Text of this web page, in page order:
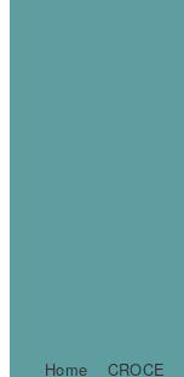
Home CROCE